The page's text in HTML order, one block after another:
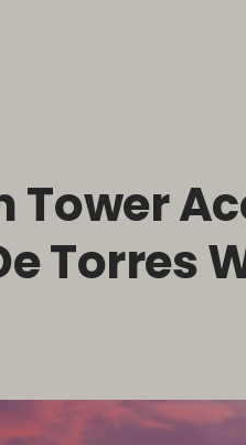
Tower
Torres